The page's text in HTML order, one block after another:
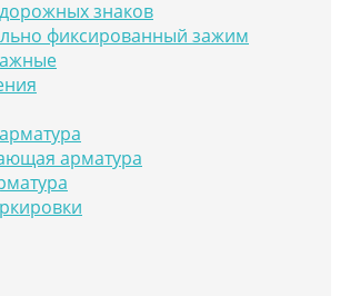
знаков
фиксированный зажим
арматура